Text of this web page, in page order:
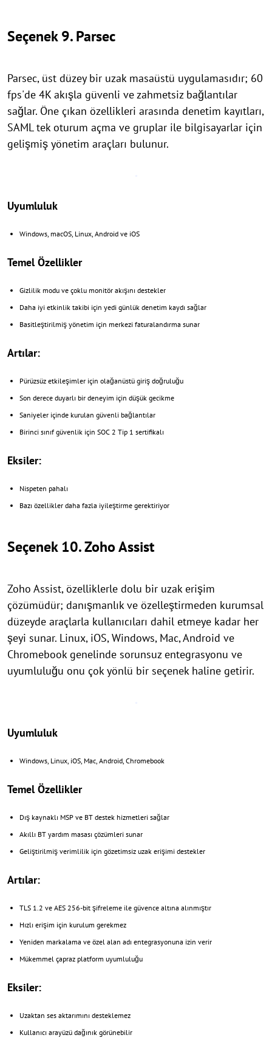
Seçenek 9. Parsec
Parsec, üst düzey bir uzak masaüstü uygulamasıdır; 60
fps'de 4K akışla güvenli ve zahmetsiz bağlantılar
sağlar. Öne çıkan özellikleri arasında denetim kayıtları,
SAML tek oturum açma ve gruplar ile bilgisayarlar için
gelişmiş yönetim araçları bulunur.
Uyumluluk
Windows, macOS, Linux, Android ve iOS
Temel Özellikler
Gizlilik modu ve çoklu monitör akışını destekler
Daha iyi etkinlik takibi için yedi günlük denetim kaydı sağlar
Basitleştirilmiş yönetim için merkezi faturalandırma sunar
Artılar:
Pürüzsüz etkileşimler için olağanüstü giriş doğruluğu
Son derece duyarlı bir deneyim için düşük gecikme
Saniyeler içinde kurulan güvenli bağlantılar
Birinci sınıf güvenlik için SOC 2 Tip 1 sertifikalı
Eksiler:
Nispeten pahalı
Bazı özellikler daha fazla iyileştirme gerektiriyor
Seçenek 10. Zoho Assist
Zoho Assist, özelliklerle dolu bir uzak erişim
çözümüdür; danışmanlık ve özelleştirmeden kurumsal
düzeyde araçlarla kullanıcıları dahil etmeye kadar her
şeyi sunar. Linux, iOS, Windows, Mac, Android ve
Chromebook genelinde sorunsuz entegrasyonu ve
uyumluluğu onu çok yönlü bir seçenek haline getirir.
Uyumluluk
Windows, Linux, iOS, Mac, Android, Chromebook
Temel Özellikler
Dış kaynaklı MSP ve BT destek hizmetleri sağlar
Akıllı BT yardım masası çözümleri sunar
Geliştirilmiş verimlilik için gözetimsiz uzak erişimi destekler
Artılar:
TLS 1.2 ve AES 256-bit şifreleme ile güvence altına alınmıştır
Hızlı erişim için kurulum gerekmez
Yeniden markalama ve özel alan adı entegrasyonuna izin verir
Mükemmel çapraz platform uyumluluğu
Eksiler:
Uzaktan ses aktarımını desteklemez
Kullanıcı arayüzü dağınık görünebilir